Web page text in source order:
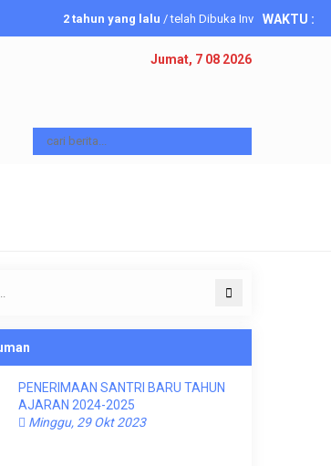
2 tahun yang lalu/ telah Dibuka Investasi Akhirat
WAKTU :
Jumat, 7 08 2026
PENERIMAAN SANTRI BARU TAHUN
AJARAN 2024-2025
Minggu, 29 Okt 2023